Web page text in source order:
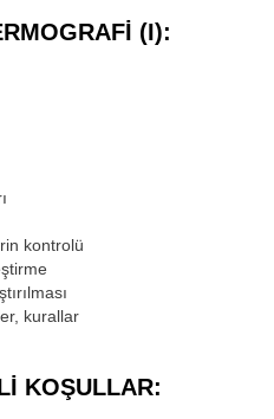
(I):
kontrolü
kurallar
KOŞULLAR: